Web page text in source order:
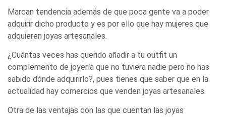
Marcan tendencia además de que poca gente va a poder
adquirir dicho producto y es por ello que hay mujeres que
adquieren joyas artesanales.
¿Cuántas veces has querido añadir a tu outfit un
complemento de joyería que no tuviera nadie pero no has
sabido dónde adquirirlo?, pues tienes que saber que en la
actualidad hay comercios que venden joyas artesanales.
Otra de las ventajas con las que cuentan las joyas